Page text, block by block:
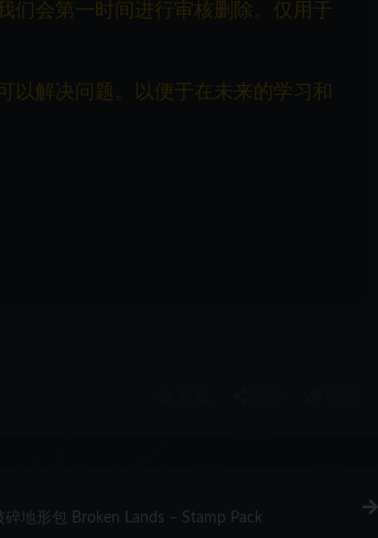
们会第一时间进行审核删除。仅用于
解决问题。以便于在未来的学习和
地形包 Broken Lands – Stamp Pack